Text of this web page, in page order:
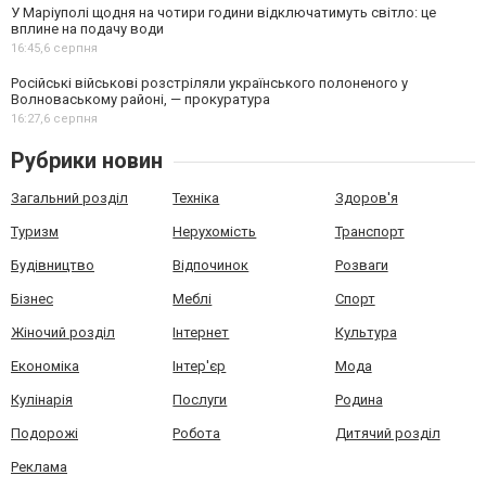
У Маріуполі щодня на чотири години відключатимуть світло: це
вплине на подачу води
16:45,6 серпня
Російські військові розстріляли українського полоненого у
Волноваському районі, — прокуратура
16:27,6 серпня
Рубрики новин
Загальний розділ Техніка Здоров'я
Туризм Нерухомість Транспорт
Будівництво Відпочинок Розваги
Бізнес Меблі Спорт
Жіночий розділ Інтернет Культура
Економіка Інтер'єр Мода
Кулінарія Послуги Родина
Подорожі Робота Дитячий розділ
Реклама